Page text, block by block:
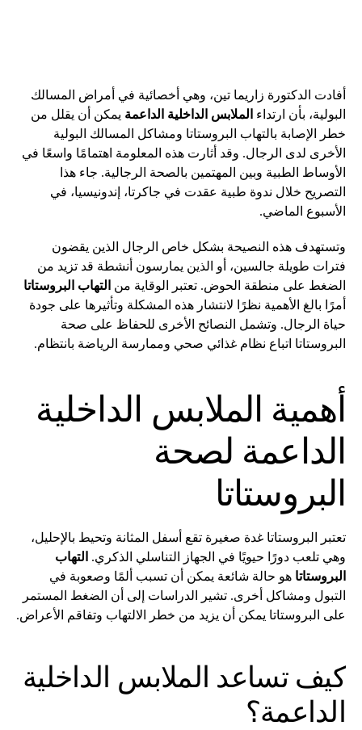
أفادت الدكتورة زاريما تين، وهي أخصائية في أمراض المسالك
البولية، بأن ارتداء الملابس الداخلية الداعمة يمكن أن يقلل من
خطر الإصابة بالتهاب البروستاتا ومشاكل المسالك البولية
الأخرى لدى الرجال. وقد أثارت هذه المعلومة اهتمامًا واسعًا في
الأوساط الطبية وبين المهتمين بالصحة الرجالية. جاء هذا
التصريح خلال ندوة طبية عقدت في جاكرتا، إندونيسيا، في
الأسبوع الماضي.
وتستهدف هذه النصيحة بشكل خاص الرجال الذين يقضون
فترات طويلة جالسين، أو الذين يمارسون أنشطة قد تزيد من
الضغط على منطقة الحوض. تعتبر الوقاية من التهاب البروستاتا
أمرًا بالغ الأهمية نظرًا لانتشار هذه المشكلة وتأثيرها على جودة
حياة الرجال. وتشمل النصائح الأخرى للحفاظ على صحة
البروستاتا اتباع نظام غذائي صحي وممارسة الرياضة بانتظام.
أهمية الملابس الداخلية
الداعمة لصحة
البروستاتا
تعتبر البروستاتا غدة صغيرة تقع أسفل المثانة وتحيط بالإحليل،
وهي تلعب دورًا حيويًا في الجهاز التناسلي الذكري. التهاب
البروستاتا هو حالة شائعة يمكن أن تسبب ألمًا وصعوبة في
التبول ومشاكل أخرى. تشير الدراسات إلى أن الضغط المستمر
على البروستاتا يمكن أن يزيد من خطر الالتهاب وتفاقم الأعراض.
كيف تساعد الملابس الداخلية
الداعمة؟